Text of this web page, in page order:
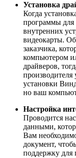
Установка
Когда
программы для
внутренних
видеокарты.
заказчика,
компьютером
драйверов,
производителя
установки
но ваш
Настройка
Проводится
данными,
Вам
документ,
поддержку